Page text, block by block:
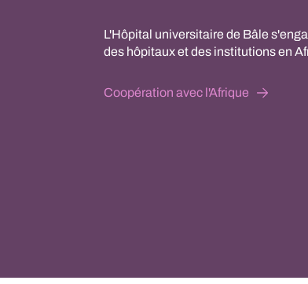
L'Hôpital universitaire de Bâle
des hôpitaux et des institutions en
Coopération avec l'Afrique